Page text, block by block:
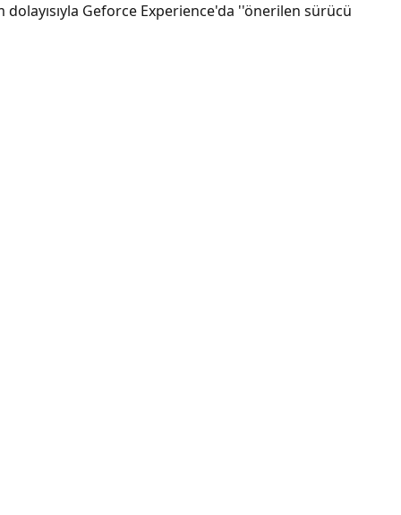
Geforce Experience'da ''önerilen sürücü